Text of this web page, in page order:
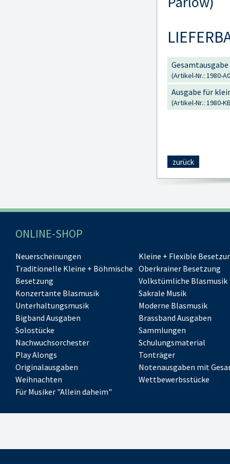
(Artikel-Nr.: 1980-
Ausgabe für
(Artikel-Nr.: 1980-
zurück
ONLINE-SHOP
Neuerscheinungen
Kleine + Flexible
Traditionelle Kleine + Böhmische
Besetzung
Oberkrainer Besetzung
Volkstümliche Blasmusik
Konzertante Blasmusik
Sakrale Musik
Unterhaltungsmusik
Moderne Blasmusik
Bigband Ausgaben
Brassband Ausgaben
Solostücke
Sammlungen
Nachwuchsorchester
Schulungsmaterial
Play Alongs
Tonträger
Originalausgaben
Notenausgaben mit
Weihnachten
Wettbewerbsstücke
Für Musiker "Allein daheim"